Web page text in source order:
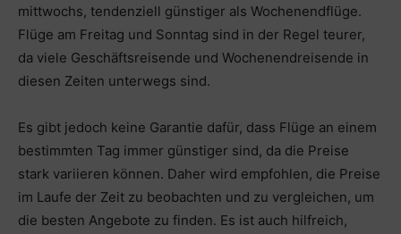
mittwochs, tendenziell günstiger als Wochenendflüge.
Flüge am Freitag und Sonntag sind in der Regel teurer,
da viele Geschäftsreisende und Wochenendreisende in
diesen Zeiten unterwegs sind.
Es gibt jedoch keine Garantie dafür, dass Flüge an einem
bestimmten Tag immer günstiger sind, da die Preise
stark variieren können. Daher wird empfohlen, die Preise
im Laufe der Zeit zu beobachten und zu vergleichen, um
die besten Angebote zu finden. Es ist auch hilfreich,